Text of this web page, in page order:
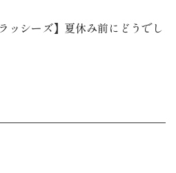
ッシーズ】夏休み前にどうでし